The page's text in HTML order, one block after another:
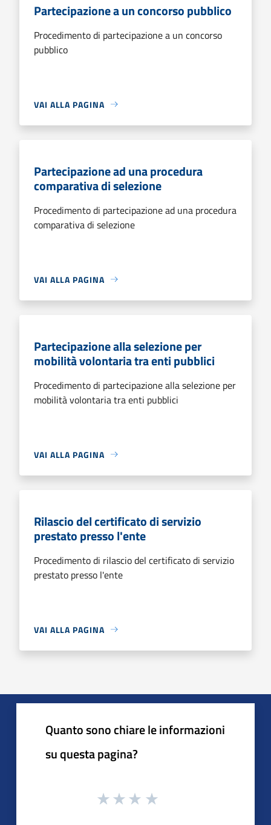
Partecipazione a un concorso pubblico
Procedimento di partecipazione a un concorso
pubblico
VAI ALLA PAGINA
Partecipazione ad una procedura
comparativa di selezione
Procedimento di partecipazione ad una procedura
comparativa di selezione
VAI ALLA PAGINA
Partecipazione alla selezione per
mobilità volontaria tra enti pubblici
Procedimento di partecipazione alla selezione per
mobilità volontaria tra enti pubblici
VAI ALLA PAGINA
Rilascio del certificato di servizio
prestato presso l'ente
Procedimento di rilascio del certificato di servizio
prestato presso l'ente
VAI ALLA PAGINA
Quanto sono chiare le informazioni
su questa pagina?